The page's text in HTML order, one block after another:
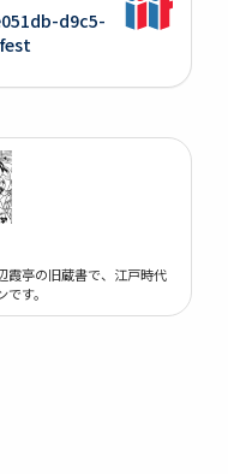
d9c5-
霞亭の旧蔵書で、江戸時代
す。